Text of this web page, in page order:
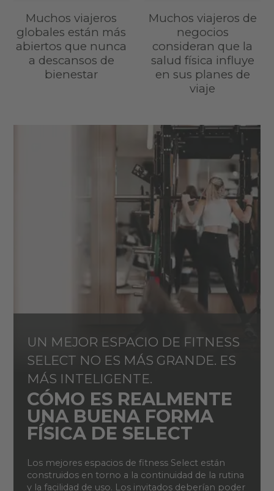
Muchos viajeros
globales están más
abiertos que nunca
a descansos de
bienestar
Muchos viajeros de
negocios
consideran que la
salud física influye
en sus planes de
viaje
UN MEJOR ESPACIO DE FITNESS
SELECT NO ES MÁS GRANDE. ES
MÁS INTELIGENTE.
CÓMO ES REALMENTE
UNA BUENA FORMA
FÍSICA DE SELECT
Los mejores espacios de fitness Select están
construidos en torno a la continuidad de la rutina
y la facilidad de uso. Los invitados deberían poder